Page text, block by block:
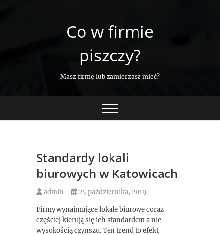
Co w firmie
piszczy?
Masz firmę lub zamierzasz mieć?
Standardy lokali
biurowych w Katowicach
admin 25 października, 2019
Firmy wynajmujące lokale biurowe coraz
częściej kierują się ich standardem a nie
wysokością czynszu. Ten trend to efekt